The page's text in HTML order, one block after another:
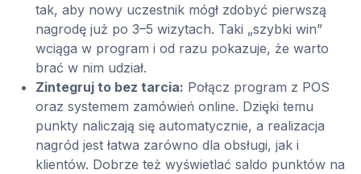
tak, aby nowy uczestnik mógł zdobyć pierwszą
nagrodę już po 3–5 wizytach. Taki „szybki win”
wciąga w program i od razu pokazuje, że warto
brać w nim udział.
Zintegruj to bez tarcia: Połącz program z POS
oraz systemem zamówień online. Dzięki temu
punkty naliczają się automatycznie, a realizacja
nagród jest łatwa zarówno dla obsługi, jak i
klientów. Dobrze też wyświetlać saldo punktów na